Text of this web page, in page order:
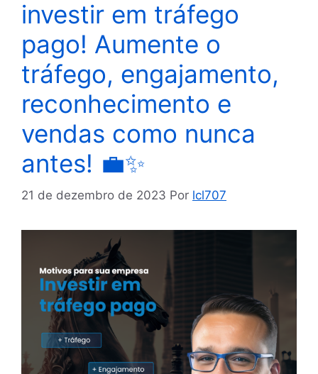
investir em tráfego
pago! Aumente o
tráfego, engajamento,
reconhecimento e
vendas como nunca
antes! 💼✨
21 de dezembro de 2023 Por lcl707